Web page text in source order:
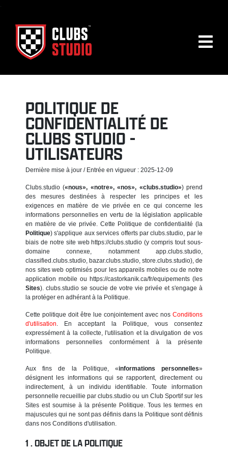
.
POLITIQUE DE
CONFIDENTIALITÉ DE
CLUBS STUDIO -
UTILISATEURS
Dernière mise à jour / Entrée en vigueur : 2025-12-09
Clubs.studio («nous», «notre», «nos», «clubs.studio») prend
des mesures destinées à respecter les principes et les
exigences en matière de vie privée en ce qui concerne les
informations personnelles en vertu de la législation applicable
en matière de vie privée. Cette Politique de confidentialité (la
Politique) s'applique aux services offerts par clubs.studio, par le
biais de notre site web https://clubs.studio (y compris tout sous-
domaine connexe, notamment app.clubs.studio,
classified.clubs.studio, bazar.clubs.studio, store.clubs.studio), de
nos sites web optimisés pour les appareils mobiles ou de notre
application mobile ou https://castorkanik.ca/fr/equipements (les
Sites). clubs.studio se soucie de votre vie privée et s'engage à
la protéger en adhérant à la Politique.
Cette politique doit être lue conjointement avec nos Conditions
d'utilisation. En acceptant la Politique, vous consentez
expressément à la collecte, l'utilisation et la divulgation de vos
informations personnelles conformément à la présente
Politique.
Aux fins de la Politique, «informations personnelles»
désignent les informations qui se rapportent, directement ou
indirectement, à un individu identifiable. Toute information
personnelle recueillie par clubs.studio ou un Club Sportif sur les
Sites est soumise à la présente Politique. Tous les termes en
majuscules qui ne sont pas définis dans la Politique sont définis
dans nos Conditions d'utilisation.
OBJET DE LA POLITIQUE